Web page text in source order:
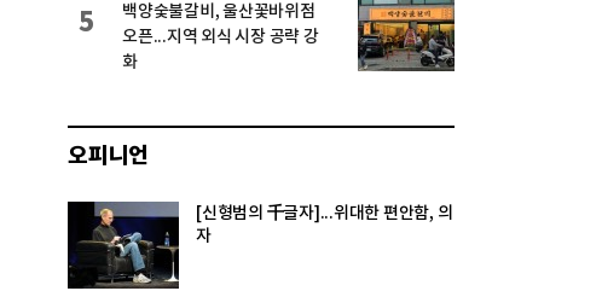
백양숯불갈비, 울산꽃바위점
오픈...지역 외식 시장 공략 강
화
5
오피니언
[신형범의 千글자]...위대한 편안함, 의
자